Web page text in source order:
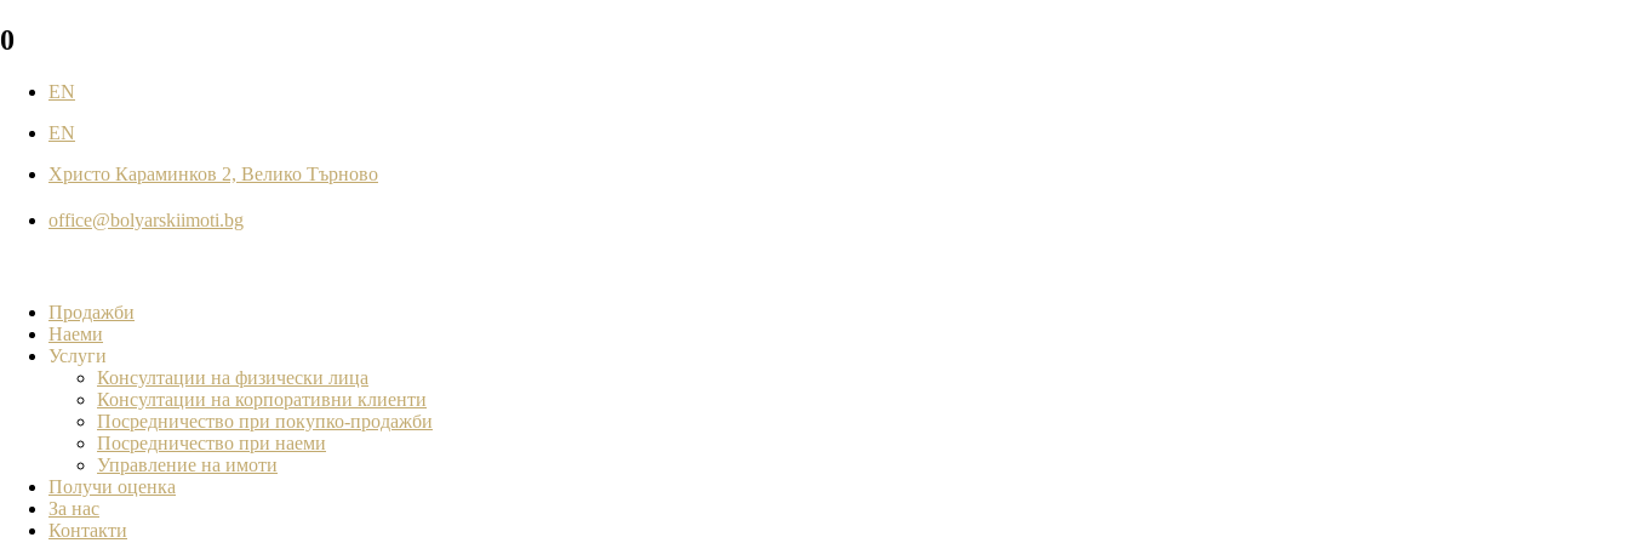
0
EN
EN
Христо Караминков 2, Велико Търново
office@bolyarskiimoti.bg
Продажби
Наеми
Услуги
Консултации на физически лица
Консултации на корпоративни клиенти
Посредничество при покупко-продажби
Посредничество при наеми
Управление на имоти
Получи оценка
За нас
Контакти